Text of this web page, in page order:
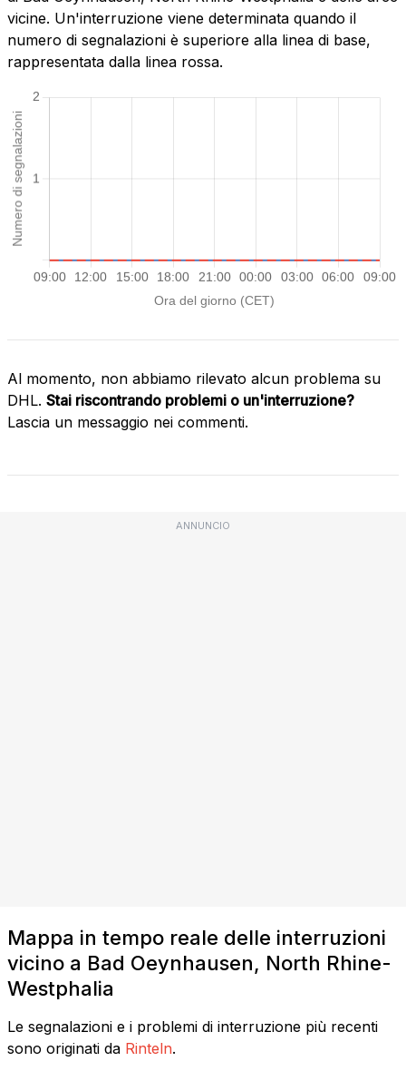
vicine. Un'interruzione viene determinata quando il
numero di segnalazioni è superiore alla linea di base,
rappresentata dalla linea rossa.
Al momento, non abbiamo rilevato alcun problema su
DHL. Stai riscontrando problemi o un'interruzione?
Lascia un messaggio nei commenti.
ANNUNCIO
Mappa in tempo reale delle interruzioni
vicino a Bad Oeynhausen, North Rhine-
Westphalia
Le segnalazioni e i problemi di interruzione più recenti
sono originati da Rinteln.